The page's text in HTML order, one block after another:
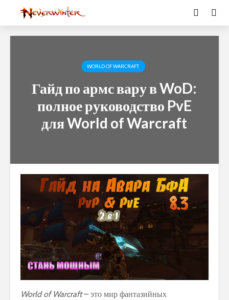
WORLD OF WARCRAFT
Гайд по армс вару в WoD:
полное руководство PvE
для World of Warcraft
World of Warcraft– это мир фантазийных